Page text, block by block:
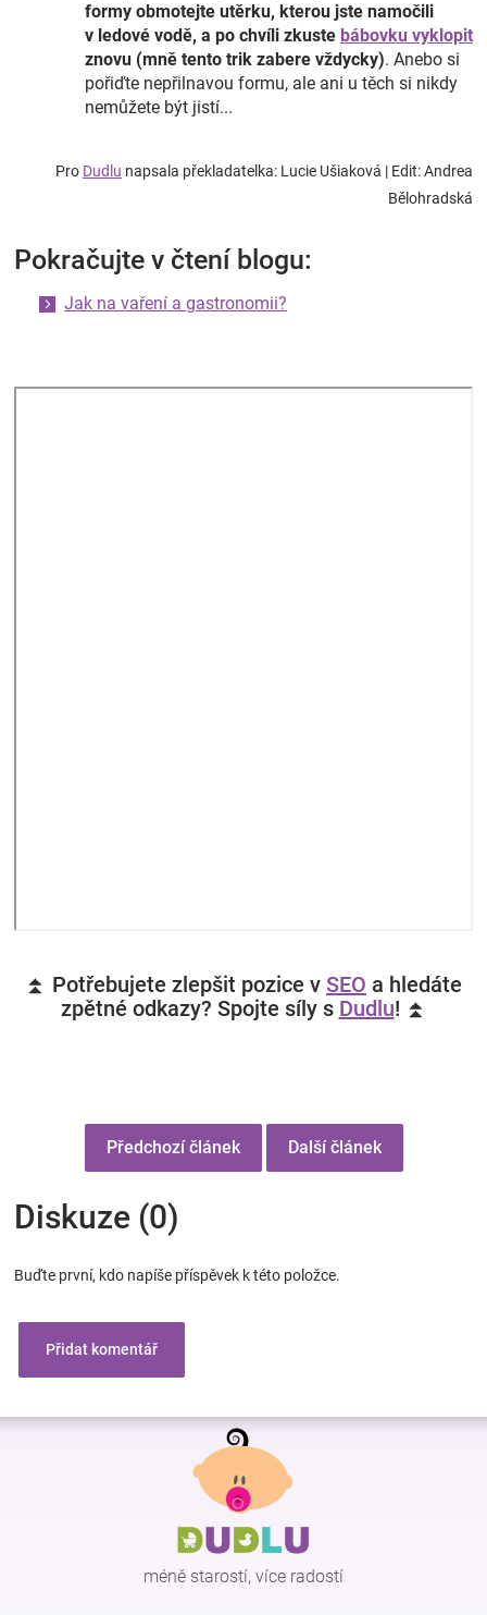
formy obmotejte utěrku, kterou jste namočili
v ledové vodě, a po chvíli zkuste bábovku vyklopit
znovu (mně tento trik zabere vždycky). Anebo si
pořiďte nepřilnavou formu, ale ani u těch si nikdy
nemůžete být jistí...
Pro Dudlu napsala překladatelka: Lucie Ušiaková | Edit: Andrea
Bělohradská
Pokračujte v čtení blogu:
Jak na vaření a gastronomii?
⏫ Potřebujete zlepšit pozice v SEO a hledáte
zpětné odkazy? Spojte síly s Dudlu! ⏫
Předchozí článek Další článek
Diskuze (0)
Buďte první, kdo napíše příspěvek k této položce.
Přidat komentář
Z
méně starostí, více radostí